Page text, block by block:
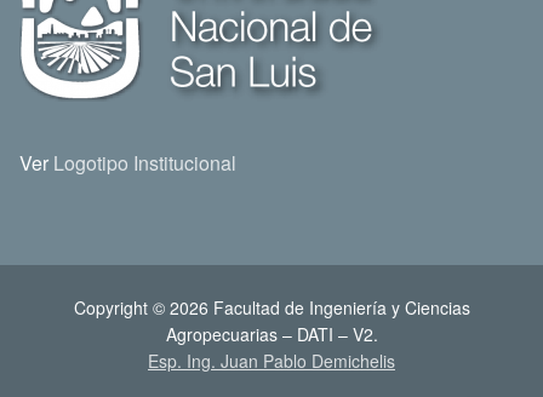
Ver Logotipo Institucional
Copyright © 2026 Facultad de Ingeniería y Ciencias
Agropecuarias – DATI – V2.
Esp. Ing. Juan Pablo Demichelis